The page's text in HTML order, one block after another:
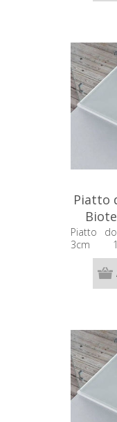
Piatto
Piatto
3cm